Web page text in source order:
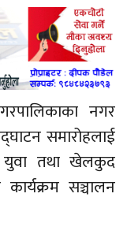
नगर
समारोहलाई
युवा तथा खेलकुद
कार्यक्रम सञ्चालन